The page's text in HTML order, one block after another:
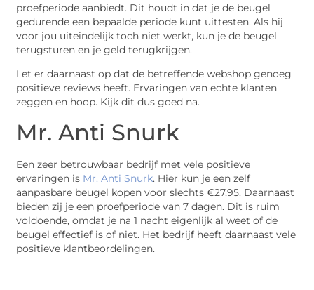
proefperiode aanbiedt. Dit houdt in dat je de beugel
gedurende een bepaalde periode kunt uittesten. Als hij
voor jou uiteindelijk toch niet werkt, kun je de beugel
terugsturen en je geld terugkrijgen.
Let er daarnaast op dat de betreffende webshop genoeg
positieve reviews heeft. Ervaringen van echte klanten
zeggen en hoop. Kijk dit dus goed na.
Mr. Anti Snurk
Een zeer betrouwbaar bedrijf met vele positieve
ervaringen is Mr. Anti Snurk. Hier kun je een zelf
aanpasbare beugel kopen voor slechts €27,95. Daarnaast
bieden zij je een proefperiode van 7 dagen. Dit is ruim
voldoende, omdat je na 1 nacht eigenlijk al weet of de
beugel effectief is of niet. Het bedrijf heeft daarnaast vele
positieve klantbeordelingen.